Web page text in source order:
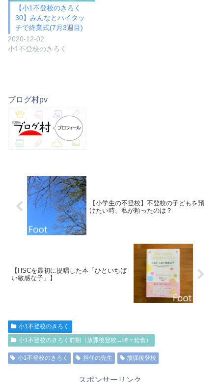
【小1不登校のきろく
30】みんなとハイタッ
チで終業式(7月3週目)
2020-12-02
小1不登校のきろく
ブログ村pv
【小学生の不登校】不登校の子どもを預
けたい時、私が頼ったのは？
【HSCを最初に提唱した本「ひといちば
い敏感な子」】
小1不登校のきろく
小1不登校のきろく前期（放課後登校→時々給食）
小1不登校のきろく 担任の先生 放課後登校
スポンサーリンク